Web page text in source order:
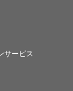
サービス